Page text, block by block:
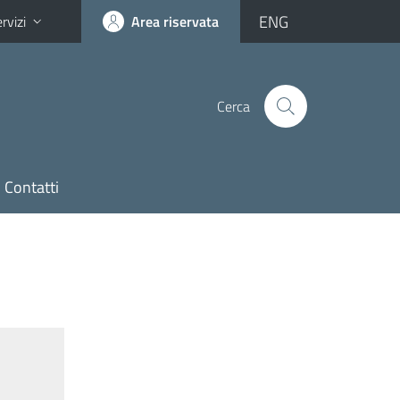
Area riservata ENG
Cerca
Contatti